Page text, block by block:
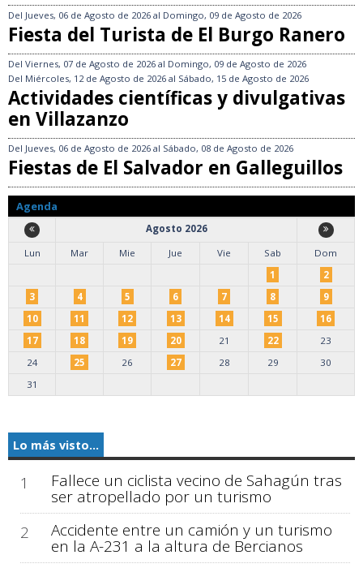
Del Jueves, 06 de Agosto de 2026 al Domingo, 09 de Agosto de 2026
Fiesta del Turista de El Burgo Ranero
Del Viernes, 07 de Agosto de 2026 al Domingo, 09 de Agosto de 2026
Del Miércoles, 12 de Agosto de 2026 al Sábado, 15 de Agosto de 2026
Actividades científicas y divulgativas
en Villazanzo
Del Jueves, 06 de Agosto de 2026 al Sábado, 08 de Agosto de 2026
Fiestas de El Salvador en Galleguillos
Agenda
Agosto 2026
Lun
Mar Mie Jue Vie Sab
Dom
1
2
3
4 5 6 7 8
9
10
11 12 13 14 15
16
17
18 19 20 21 22
23
24
25 26 27 28 29
30
31
Lo más visto...
1 Fallece un ciclista vecino de Sahagún tras
ser atropellado por un turismo
2
Accidente entre un camión y un turismo
en la A-231 a la altura de Bercianos